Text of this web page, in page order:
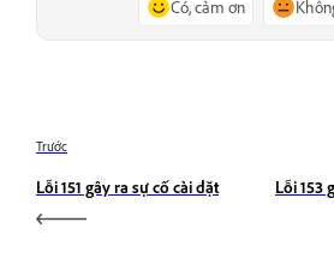
Có, cảm ơn
Trước
Lỗi 151 gây ra sự cố cài đặt
Lỗi 153